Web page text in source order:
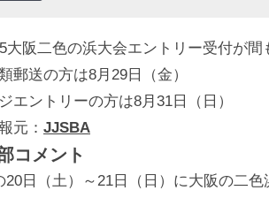
大阪二色の浜大会エントリー受付が間
郵送の方は8月29日（金）
エントリーの方は8月31日（日）
元： JJSBA
コメント
20日（土）～21日（日）に大阪の二